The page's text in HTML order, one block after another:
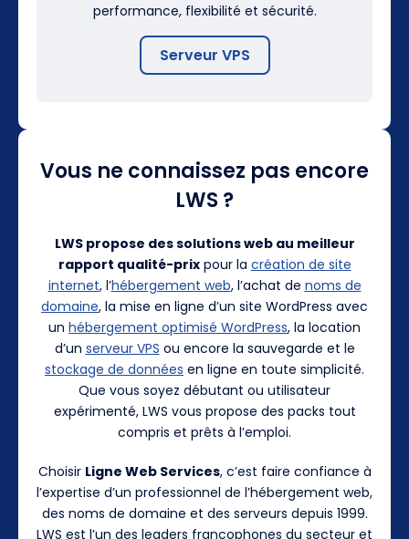
performance, flexibilité et sécurité.
Serveur VPS
Vous ne connaissez pas encore
LWS ?
LWS propose des solutions web au meilleur
rapport qualité-prixpour la création de site
internet, l’hébergement web, l’achat de noms de
domaine, la mise en ligne d’un site WordPress avec
un hébergement optimisé WordPress, la location
d’un serveur VPS ou encore la sauvegarde et le
stockage de données en ligne en toute simplicité.
Que vous soyez débutant ou utilisateur
expérimenté, LWS vous propose des packs tout
compris et prêts à l’emploi.
Choisir Ligne Web Services, c’est faire confiance à
l’expertise d’un professionnel de l’hébergement web,
des noms de domaine et des serveurs depuis 1999.
LWS est l’un des leaders francophones du secteur et